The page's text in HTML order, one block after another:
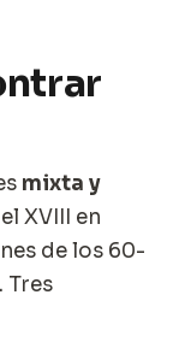
mixta y
XVIII en
de los 60-
Tres